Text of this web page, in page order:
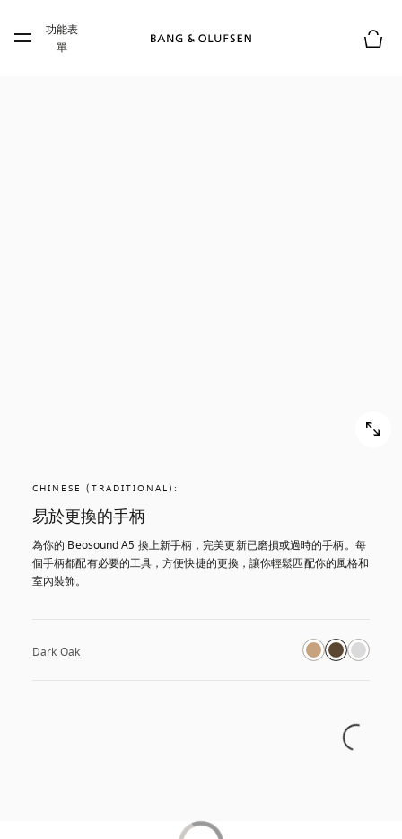
Skip to main footer
功能表
單
CHINESE (TRADITIONAL):
易於更換的手柄
為你的 Beosound A5 換上新手柄，完美更新已磨損或過時的手柄。每
個手柄都配有必要的工具，方便快捷的更換，讓你輕鬆匹配你的風格和
室內裝飾。
Dark Oak